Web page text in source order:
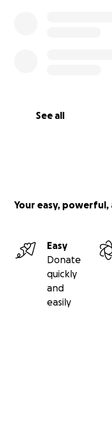
See all
Your easy,
Easy
Donate
quickly
and
easily